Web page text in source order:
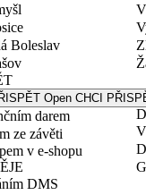
Boleslav
Open CHCI
darem
ze závěti
v e-shopu
DMS